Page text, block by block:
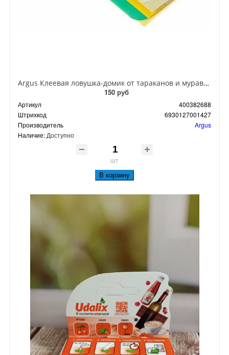
Argus Клеевая ловушка-домик от тараканов и муравьев
150 руб
Артикул
400382688
Штрихкод
6930127001427
Производитель
Argus
Наличие: Доступно
шт
В корзину